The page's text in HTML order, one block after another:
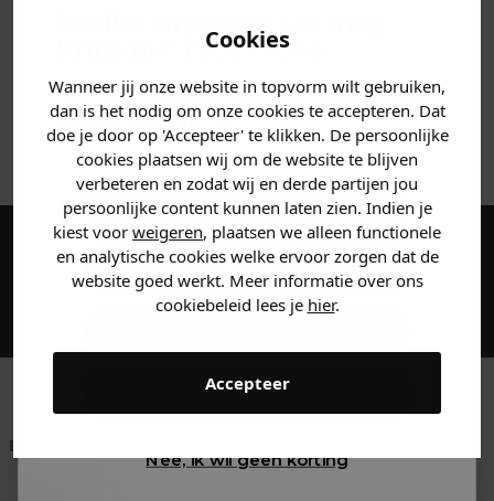
Cookies
Wanneer jij onze website in topvorm wilt gebruiken,
dan is het nodig om onze cookies te accepteren. Dat
doe je door op 'Accepteer' te klikken. De persoonlijke
cookies plaatsen wij om de website te blijven
verbeteren en zodat wij en derde partijen jou
persoonlijke content kunnen laten zien. Indien je
kiest voor weigeren, plaatsen we alleen functionele
en analytische cookies welke ervoor zorgen dat de
website goed werkt. Meer informatie over ons
cookiebeleid lees je hier.
Accepteer
MATERIAAL & WASVOORSCHRIFT
ANDERE BESTELDEN OOK
Maak een account aan en ontvang 5%
korting op je eerste bestelling!
Betaal achteraf met
is morgen in huis!*
ons met een 9,6!
Welke mystery
krijg jij? (Tot-30%
Vertel ons waar je naar op
zoek bent. 👇
Heren kleding
Dames kleding
Gewoon rondkijken
Nee, ik wil geen korting